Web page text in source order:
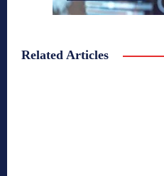
Related Articles